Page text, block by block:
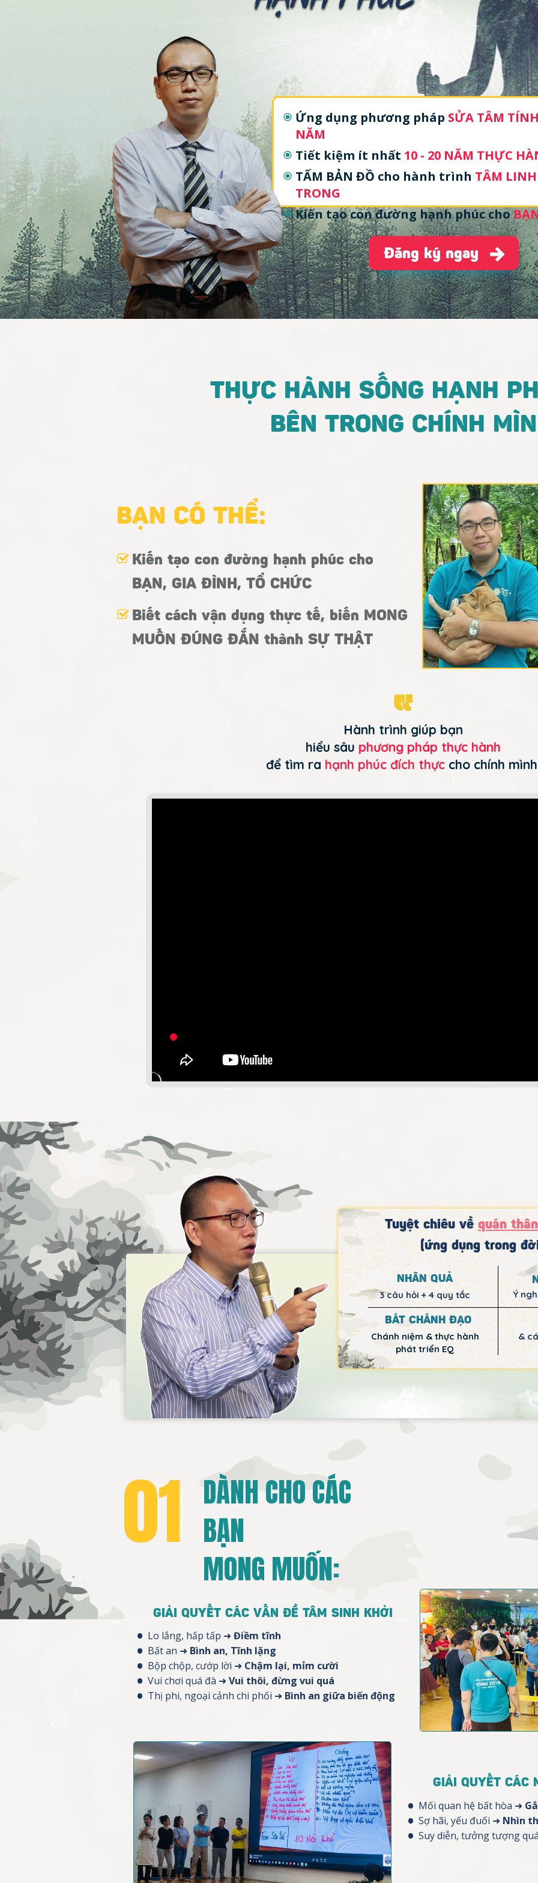
Đăng ký ngay
Ứng dụng phương pháp SỬA TÂM
NĂM
Tiết kiệm ít nhất 10 - 20 NĂM THỰC
TẤM BẢN ĐỒ cho hành trình TÂM LINH
TRONG
Kiến tạo con đường hạnh phúc cho
Hành trình giúp bạn
hiểu sâu phương pháp thực hành
để tìm ra hạnh phúc đích thực cho chính
THỰC HÀNH SỐNG HẠNH
BÊN TRONG CHÍNH
Kiến tạo con đường hạnh phúc cho
BẠN, GIA ĐÌNH, TỔ CHỨC
Biết cách vận dụng thực tế, biến MONG
MUỐN ĐÚNG ĐẮN thành SỰ THẬT
BẠN CÓ THỂ:
Tuyệt chiêu vềquán
(ứng dụng trong
&
Chánh niệm & thực hành
phát triển EQ
BÁT CHÁNH ĐẠO
Ý
3 câu hỏi + 4 quy tắc
NHÂN QUẢ
Lo lắng, hấp tấp ➜Điềm tĩnh
Bất an ➜ Bình an, Tĩnh lặng
Bộp chộp, cướp lời ➜ Chậm lại, mỉm cười
Vui chơi quá đà ➜Vui thôi, đừng vui quá
Thị phi, ngoại cảnh chi phối ➜ Bình an giữa biến động
GIẢI QUYẾT CÁC VẤN ĐỀ TÂM SINH KHỞI
GIẢI QUYẾT CÁC
Mối quan hệ bất hòa ➜
Sợ hãi, yếu đuối ➜ Nhìn
Suy diễn, tưởng tượng
DÀNH CHO CÁC
BẠN
MONG MUỐN:
01